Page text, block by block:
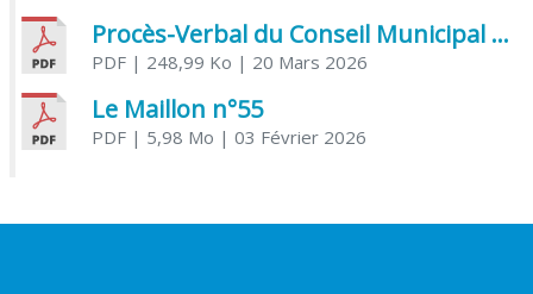
Procès-Verbal du Conseil Municipal du 20 mars 2026
PDF| 248,99 Ko | 20 Mars 2026
Le Maillon n°55
PDF| 5,98 Mo | 03 Février 2026